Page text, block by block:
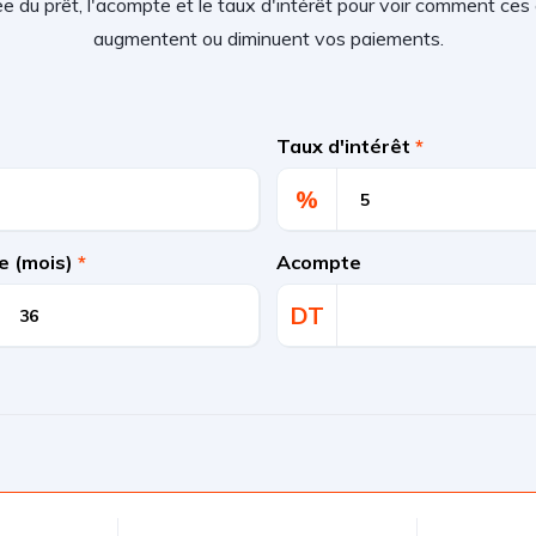
du prêt, l'acompte et le taux d'intérêt pour voir comment
augmentent ou diminuent vos paiements.
Taux d'intérêt *
%
(mois) * Acompte
DT